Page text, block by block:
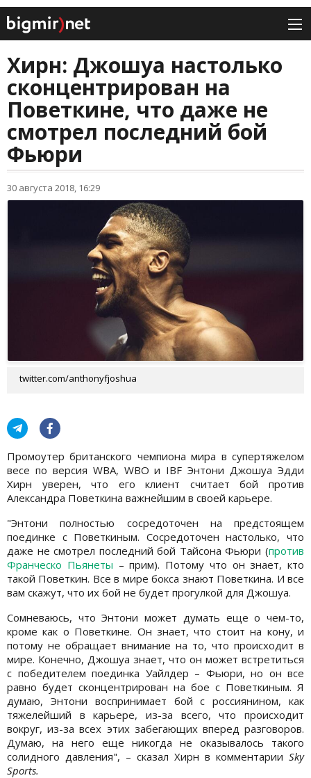
Хирн: Джошуа настолько
сконцентрирован на
Поветкине, что даже не
смотрел последний бой
Фьюри
30 августа 2018, 16:29
twitter.com/anthonyfjoshua
Промоутер британского чемпиона мира в супертяжелом
весе по версия WBA, WBO и IBF Энтони Джошуа Эдди
Хирн уверен, что его клиент считает бой против
Александра Поветкина важнейшим в своей карьере.
"Энтони полностью сосредоточен на предстоящем
поединке с Поветкиным. Сосредоточен настолько, что
даже не смотрел последний бой Тайсона Фьюри (против
Франческо Пьянеты – прим). Потому что он знает, кто
такой Поветкин. Все в мире бокса знают Поветкина. И все
вам скажут, что их бой не будет прогулкой для Джошуа.
Сомневаюсь, что Энтони может думать еще о чем-то,
кроме как о Поветкине. Он знает, что стоит на кону, и
потому не обращает внимание на то, что происходит в
мире. Конечно, Джошуа знает, что он может встретиться
с победителем поединка Уайлдер – Фьюри, но он все
равно будет сконцентрирован на бое с Поветкиным. Я
думаю, Энтони воспринимает бой с россиянином, как
тяжелейший в карьере, из-за всего, что происходит
вокруг, из-за всех этих забегающих вперед разговоров.
Думаю, на него еще никогда не оказывалось такого
солидного давления", – сказал Хирн в комментарии Sky
Sports.